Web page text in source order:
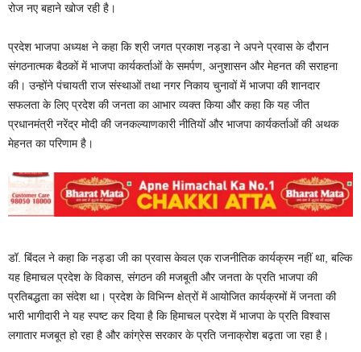
रोज नए बहाने खोज रही है।
प्रदेश भाजपा अध्यक्ष ने कहा कि श्री जगत प्रकाश नड्डा ने अपने प्रवास के दौरान
संगठनात्मक बैठकों में भाजपा कार्यकर्ताओं के समर्पण, अनुशासन और मेहनत की सराहना
की। उन्होंने पंचायती राज संस्थाओं तथा नगर निकाय चुनावों में भाजपा की शानदार
सफलता के लिए प्रदेश की जनता का आभार व्यक्त किया और कहा कि यह जीत
प्रधानमंत्री नरेंद्र मोदी की जनकल्याणकारी नीतियों और भाजपा कार्यकर्ताओं की अथक
मेहनत का परिणाम है।
डॉ. बिंदल ने कहा कि नड्डा जी का प्रवास केवल एक राजनीतिक कार्यक्रम नहीं था, बल्कि
यह हिमाचल प्रदेश के विकास, संगठन की मजबूती और जनता के प्रति भाजपा की
प्रतिबद्धता का संदेश था। प्रदेश के विभिन्न क्षेत्रों में आयोजित कार्यक्रमों में जनता की
भारी भागीदारी ने यह स्पष्ट कर दिया है कि हिमाचल प्रदेश में भाजपा के प्रति विश्वास
लगातार मजबूत हो रहा है और कांग्रेस सरकार के प्रति जनाक्रोश बढ़ता जा रहा है।